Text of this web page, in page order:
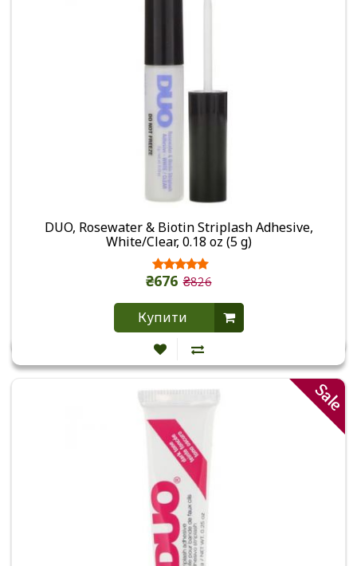
DUO, Rosewater & Biotin Striplash Adhesive,
White/Clear, 0.18 oz (5 g)
₴676 ₴826
Купити
Sale